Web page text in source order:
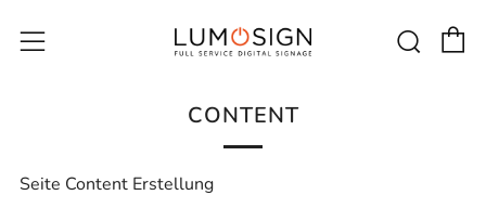
Menü
CONTENT
Seite Content Erstellung